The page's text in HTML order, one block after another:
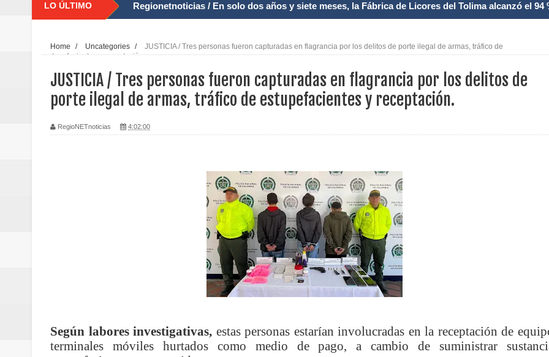
LO ÚLTIMO Regionetnoticias / El Aeropuerto Internacional Matecaña fortalece su conectividad con una
Regionetnoticias / Caldas fortalece el Mecanismo Articulador Departamental para el abordaje de
posesión presidencial
Regionetnoticias / La Alcaldía de Pereira continúa renovando espacios comunitarios que llevaban
Regionetnoticias / Agua potable transforma la vida de 68 estudiantes rurales en Filadelfia gracias
Regionetnoticias / Población vulnerable en Tuluá tendrá comedor comunitario gracias al
Vallecaucana
Home / Uncategories /
JUSTICIA / Tres personas fueron capturadas en flagrancia por los delitos de porte ilegal de armas, tráfico de
estupefacientes y receptación.
JUSTICIA / Tres personas fueron capturadas en flagrancia por los delitos de
porte ilegal de armas, tráfico de estupefacientes y receptación.
RegioNETnoticias 4:02:00
Según labores investigativas, estas personas estarían involucradas en la receptación de
terminales móviles hurtados como medio de pago, a cambio de suministrar